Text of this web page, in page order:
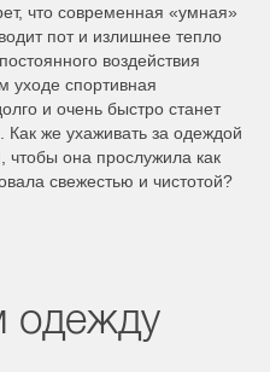
что современная «умная»
пот и излишнее тепло
воздействия
уходе спортивная
и очень быстро станет
же ухаживать за одеждой
чтобы она прослужила как
свежестью и чистотой?
одежду